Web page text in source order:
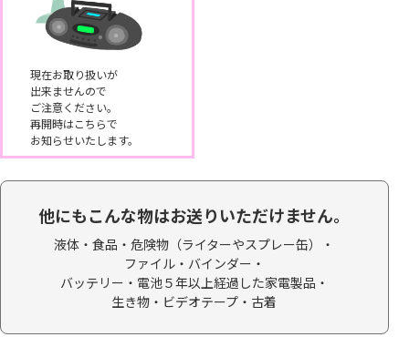
現在お取り扱いが
出来ませんので
ご注意ください。
再開時はこちらで
お知らせいたします。
他にもこんな物はお送りいただけません。
液体・食品・ 危険物（ライターやスプレー缶）・
ファイル・バインダー・
バッテリー・電池５年以上経過した家電製品・
生き物・ビデオテープ・ 古着